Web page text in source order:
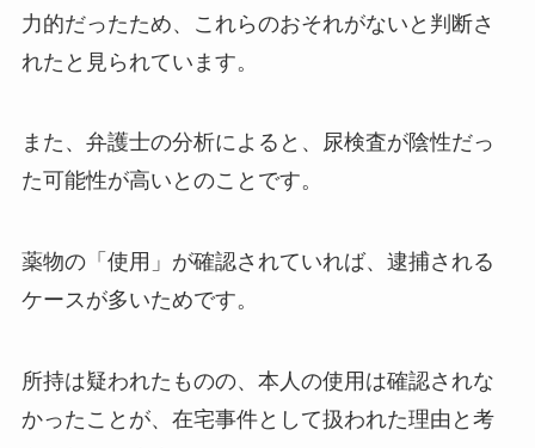
力的だったため、これらのおそれがないと判断さ
れたと見られています。
また、弁護士の分析によると、尿検査が陰性だっ
た可能性が高いとのことです。
薬物の「使用」が確認されていれば、逮捕される
ケースが多いためです。
所持は疑われたものの、本人の使用は確認されな
かったことが、在宅事件として扱われた理由と考